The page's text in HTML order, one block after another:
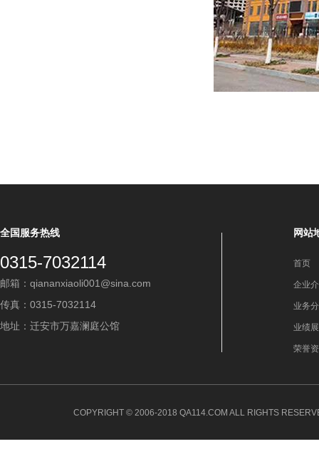
全国服务热线
0315-7032114
邮箱：qiananxiaoli001@sina.com
传真：0315-7032114
地址：迁安市万嘉澜庭公馆
网站
首页
企业
业务
业绩
荣誉
COPYRIGHT © 2006-2018 QA114.COM ALL RIGHTS